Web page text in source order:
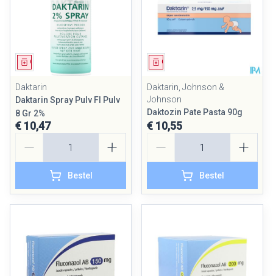
Geneesmiddel
Daktarin
Daktarin Spray Pulv Fl Pulv
8 Gr 2%
€ 10,47
Bestel
Geneesmiddel
Daktarin, Johnson &
Johnson
Daktozin Pate Pasta 90g
€ 10,55
Bestel